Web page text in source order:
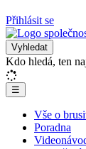
Přihlásit se
Vyhledat
Kdo hledá, ten
☰
Vše o
Poradna